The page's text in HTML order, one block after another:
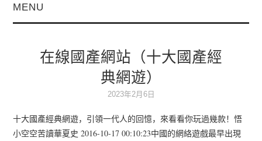
MENU
域名价格
阿里云已备案域名出售
在線國產網站（十大國產經
典網遊）
2023年2月6日
十大國產經典網遊，引領一代人的回憶，來看看你玩過幾款！悟
小空空苦讀華夏史 2016-10-17 00:10:23中國的網絡遊戲最早出現